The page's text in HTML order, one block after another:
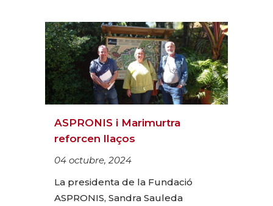
ASPRONIS i Marimurtra
reforcen llaços
04 octubre, 2024
La presidenta de la Fundació
ASPRONIS, Sandra Sauleda